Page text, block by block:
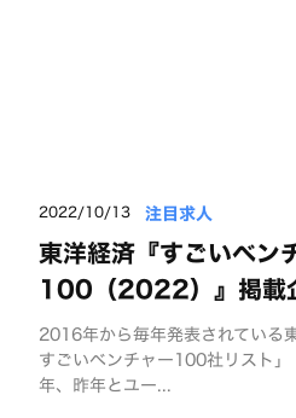
2022/10/13 注目求人
東洋経済『すごいベン
100（2022）』掲載
2016年から毎年発表されている
すごいベンチャー100社リスト
年、昨年とユー...